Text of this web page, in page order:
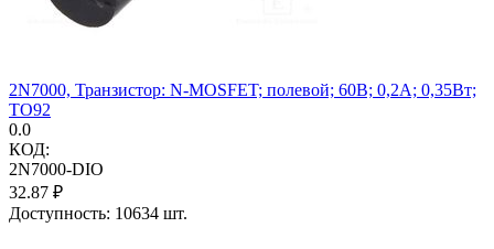
2N7000, Транзистор: N-MOSFET; полевой; 60В; 0,2А; 0,35Вт;
TO92
0.0
КОД:
2N7000-DIO
32.87 ₽
Доступность: 10634 шт.